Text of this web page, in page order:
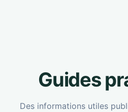
Guides
Des informations utiles